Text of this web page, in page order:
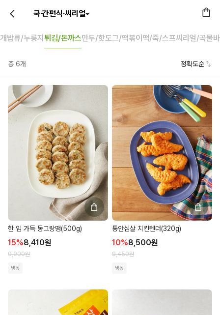
국·간편식·씨리얼
밥류/누룽지 튀김/돈까스만두/핫도그/떡볶이 떡/죽/스프씨리얼/곡물바
총 6개 정확도순
한 입 가득 동그랑땡(500g)
15%8,410원
9,900원
냉동
통안심살 치킨텐더(320g)
10%8,500원
9,450원
냉동